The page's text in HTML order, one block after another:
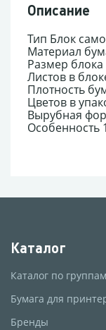
Описание
Тип Блок
Материал
Размер
Листов в
Плотность
Цветов в
Вырубная
Особенность
Каталог
Каталог по группам
Бумага для
Бренды